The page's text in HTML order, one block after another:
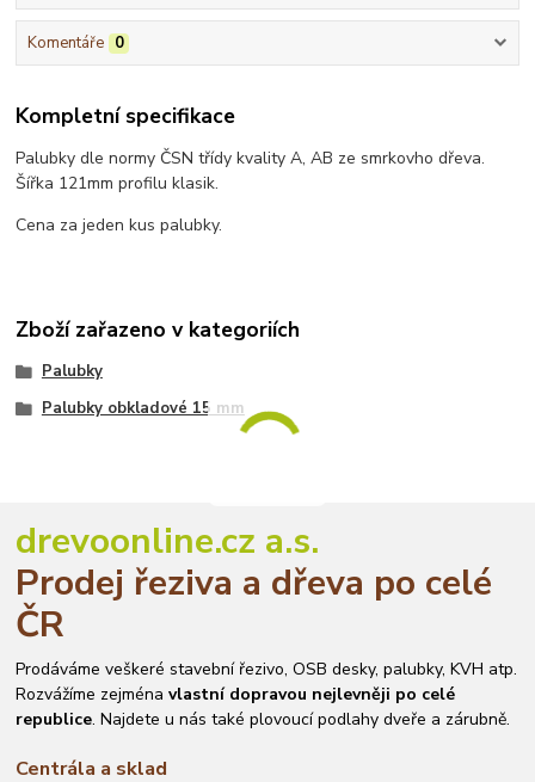
Komentáře 0
Kompletní specifikace
Palubky dle normy ČSN třídy kvality A, AB ze smrkovho dřeva.
Šířka 121mm profilu klasik.
Cena za jeden kus palubky.
Zboží zařazeno v kategoriích
Palubky
Palubky obkladové 15 mm
drevoonline.cz a.s.
Prodej řeziva a dřeva po celé
ČR
Prodáváme veškeré stavební řezivo, OSB desky, palubky, KVH atp.
Rozvážíme zejménavlastní dopravou nejlevněji po celé
republice. Najdete u nás také plovoucí podlahy dveře a zárubně.
Centrála a sklad